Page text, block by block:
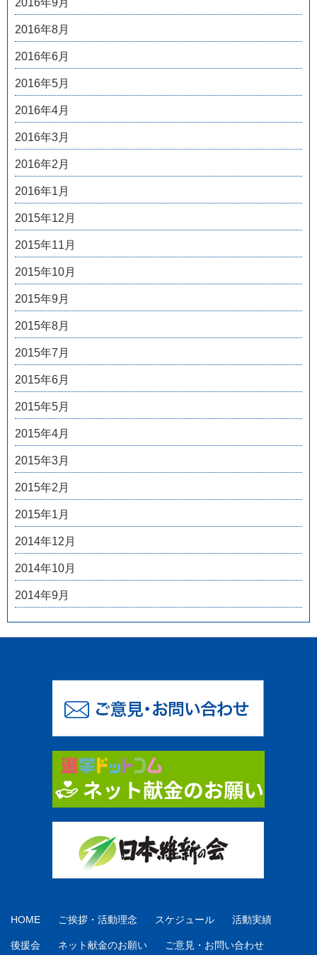
2016年9月
2016年8月
2016年6月
2016年5月
2016年4月
2016年3月
2016年2月
2016年1月
2015年12月
2015年11月
2015年10月
2015年9月
2015年8月
2015年7月
2015年6月
2015年5月
2015年4月
2015年3月
2015年2月
2015年1月
2014年12月
2014年10月
2014年9月
HOME ご挨拶・活動理念 スケジュール 活動実績
後援会 ネット献金のお願い ご意見・お問い合わせ